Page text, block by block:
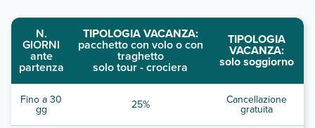
N.
GIORNI
ante
partenza
TIPOLOGIA VACANZA:
pacchetto con volo o con
traghetto
solo tour - crociera
TIPOLOGIA
VACANZA:
solo soggiorno
Fino a 30
gg 25% Cancellazione
gratuita